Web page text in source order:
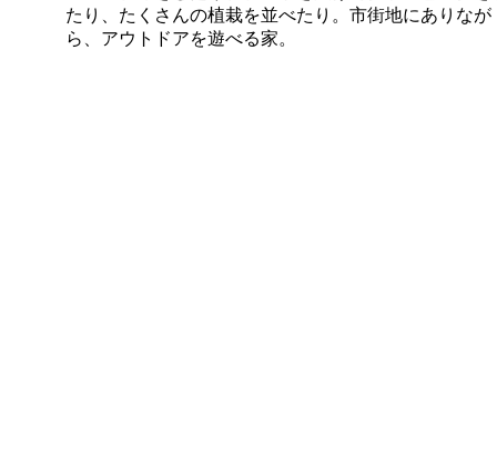
たり、たくさんの植栽を並べたり。市街地にありなが
ら、アウトドアを遊べる家。